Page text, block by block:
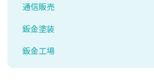
通信販売
鈑金塗装
鈑金工場